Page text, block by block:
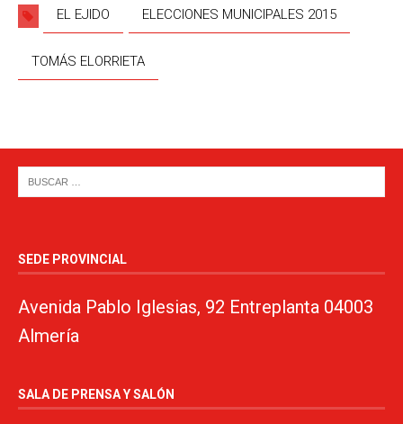
EL EJIDO ELECCIONES MUNICIPALES 2015
TOMÁS ELORRIETA
SEDE PROVINCIAL
Avenida Pablo Iglesias, 92 Entreplanta 04003
Almería
SALA DE PRENSA Y SALÓN